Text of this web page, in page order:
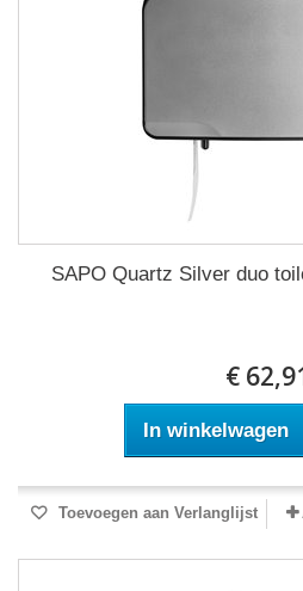
SAPO Quartz Silver duo
€
In winkelwagen
Toevoegen aan Verlanglijst